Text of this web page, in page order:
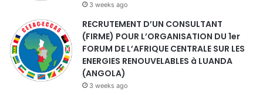
3 weeks ago
RECRUTEMENT D’UN CONSULTANT
(FIRME) POUR L’ORGANISATION DU 1er
FORUM DE L’AFRIQUE CENTRALE SUR LES
ENERGIES RENOUVELABLES à LUANDA
(ANGOLA)
3 weeks ago